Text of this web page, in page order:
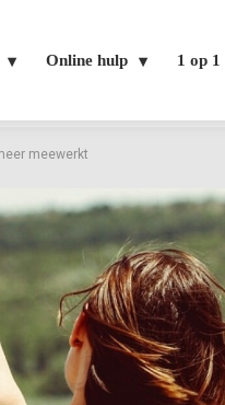
Online hulp 1 op 1
meewerkt